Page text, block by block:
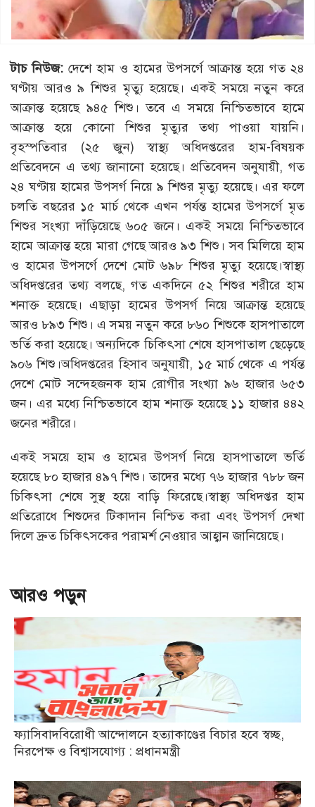
টাচ নিউজ:দেশে হাম ও হামের উপসর্গে আক্রান্ত হয়ে গত ২৪
ঘণ্টায় আরও ৯ শিশুর মৃত্যু হয়েছে। একই সময়ে নতুন করে
আক্রান্ত হয়েছে ৯৪৫ শিশু। তবে এ সময়ে নিশ্চিতভাবে হামে
আক্রান্ত হয়ে কোনো শিশুর মৃত্যুর তথ্য পাওয়া যায়নি।
বৃহস্পতিবার (২৫ জুন) স্বাস্থ্য অধিদপ্তরের হাম-বিষয়ক
প্রতিবেদনে এ তথ্য জানানো হয়েছে। প্রতিবেদন অনুযায়ী, গত
২৪ ঘণ্টায় হামের উপসর্গ নিয়ে ৯ শিশুর মৃত্যু হয়েছে। এর ফলে
চলতি বছরের ১৫ মার্চ থেকে এখন পর্যন্ত হামের উপসর্গে মৃত
শিশুর সংখ্যা দাঁড়িয়েছে ৬০৫ জনে। একই সময়ে নিশ্চিতভাবে
হামে আক্রান্ত হয়ে মারা গেছে আরও ৯৩ শিশু। সব মিলিয়ে হাম
ও হামের উপসর্গে দেশে মোট ৬৯৮ শিশুর মৃত্যু হয়েছে।স্বাস্থ্য
অধিদপ্তরের তথ্য বলছে, গত একদিনে ৫২ শিশুর শরীরে হাম
শনাক্ত হয়েছে। এছাড়া হামের উপসর্গ নিয়ে আক্রান্ত হয়েছে
আরও ৮৯৩ শিশু। এ সময় নতুন করে ৮৬০ শিশুকে হাসপাতালে
ভর্তি করা হয়েছে। অন্যদিকে চিকিৎসা শেষে হাসপাতাল ছেড়েছে
৯০৬ শিশু।অধিদপ্তরের হিসাব অনুযায়ী, ১৫ মার্চ থেকে এ পর্যন্ত
দেশে মোট সন্দেহজনক হাম রোগীর সংখ্যা ৯৬ হাজার ৬৫৩
জন। এর মধ্যে নিশ্চিতভাবে হাম শনাক্ত হয়েছে ১১ হাজার ৪৪২
জনের শরীরে।
একই সময়ে হাম ও হামের উপসর্গ নিয়ে হাসপাতালে ভর্তি
হয়েছে ৮০ হাজার ৪৯৭ শিশু। তাদের মধ্যে ৭৬ হাজার ৭৮৮ জন
চিকিৎসা শেষে সুস্থ হয়ে বাড়ি ফিরেছে।স্বাস্থ্য অধিদপ্তর হাম
প্রতিরোধে শিশুদের টিকাদান নিশ্চিত করা এবং উপসর্গ দেখা
দিলে দ্রুত চিকিৎসকের পরামর্শ নেওয়ার আহ্বান জানিয়েছে।
আরও পড়ুন
ফ্যাসিবাদবিরোধী আন্দোলনে হত্যাকাণ্ডের বিচার হবে স্বচ্ছ,
নিরপেক্ষ ও বিশ্বাসযোগ্য : প্রধানমন্ত্রী